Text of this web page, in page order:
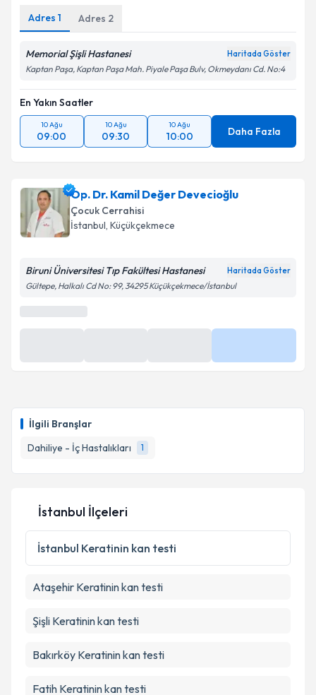
İlgili Branşlar
Dahiliye - İç Hastalıkları
1
Metni'ni okudum ve kişisel verilerimin belirtilen
kapsamda işlenmesini kabul ediyorum.
Takvim Talebini Gönder
Adres 1 Adres 2
Memorial Şişli Hastanesi Haritada Göster
Kaptan Paşa, Kaptan Paşa Mah. Piyale Paşa Bulv, Okmeydanı Cd. No:4
En Yakın Saatler
10 Ağu
09:00
10 Ağu
09:30
10 Ağu
10:00 Daha Fazla
Op. Dr. Kamil Değer Devecioğlu
Çocuk Cerrahisi
İstanbul, Küçükçekmece
Biruni Üniversitesi Tıp Fakültesi Hastanesi Haritada Göster
Gültepe, Halkalı Cd No: 99, 34295 Küçükçekmece/İstanbul
En Yakın Saatler
İstanbul İlçeleri
İstanbul Keratinin kan testi
Ataşehir Keratinin kan testi
Şişli Keratinin kan testi
Bakırköy Keratinin kan testi